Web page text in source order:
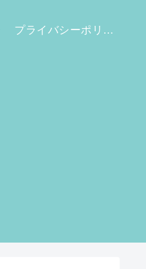
プライバシーポリシー